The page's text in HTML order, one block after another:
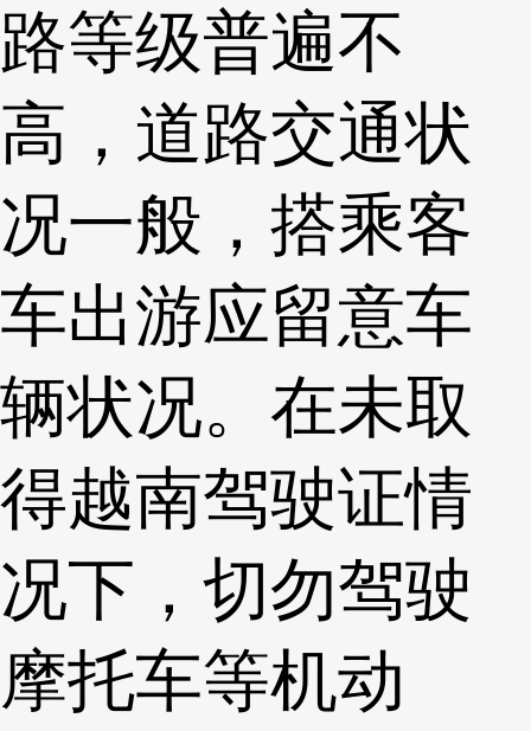
路等级普遍不
高，道路交通状
况一般，搭乘客
车出游应留意车
辆状况。在未取
得越南驾驶证情
况下，切勿驾驶
摩托车等机动